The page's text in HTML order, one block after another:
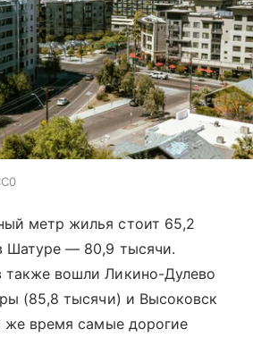
метр жилья стоит 65,2
Шатуре — 80,9 тысячи.
также вошли Ликино-Дулево
(85,8 тысячи) и Высоковск
же время самые дорогие